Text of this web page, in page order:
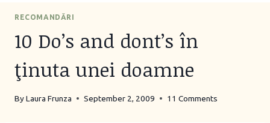
RECOMANDĂRI
10 Do’s and dont’s în
ţinuta unei doamne
ByLaura Frunza September 2, 2009 11 Comments